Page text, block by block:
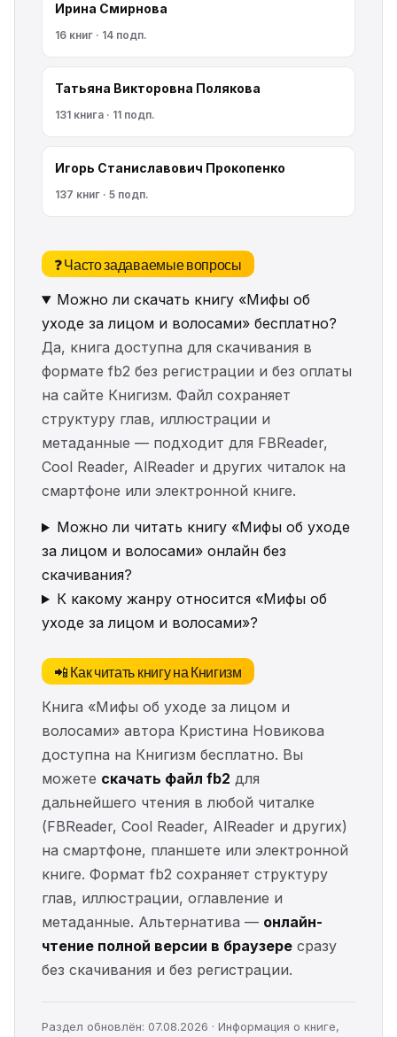
Ирина Смирнова
16 книг · 14 подп.
Татьяна Викторовна Полякова
131 книга · 11 подп.
Игорь Станиславович Прокопенко
137 книг · 5 подп.
❓ Часто задаваемые вопросы
Можно ли скачать книгу «Мифы об
уходе за лицом и волосами» бесплатно?
Да, книга доступна для скачивания в
формате fb2 без регистрации и без оплаты
на сайте Книгизм. Файл сохраняет
структуру глав, иллюстрации и
метаданные — подходит для FBReader,
Cool Reader, AlReader и других читалок на
смартфоне или электронной книге.
Можно ли читать книгу «Мифы об уходе
за лицом и волосами» онлайн без
скачивания?
К какому жанру относится «Мифы об
уходе за лицом и волосами»?
📲 Как читать книгу на Книгизм
Книга «Мифы об уходе за лицом и
волосами» автора Кристина Новикова
доступна на Книгизм бесплатно. Вы
можете скачать файл fb2 для
дальнейшего чтения в любой читалке
(FBReader, Cool Reader, AlReader и других)
на смартфоне, планшете или электронной
книге. Формат fb2 сохраняет структуру
глав, иллюстрации, оглавление и
метаданные. Альтернатива — онлайн-
чтение полной версии в браузере сразу
без скачивания и без регистрации.
Раздел обновлён: 07.08.2026 · Информация о книге,